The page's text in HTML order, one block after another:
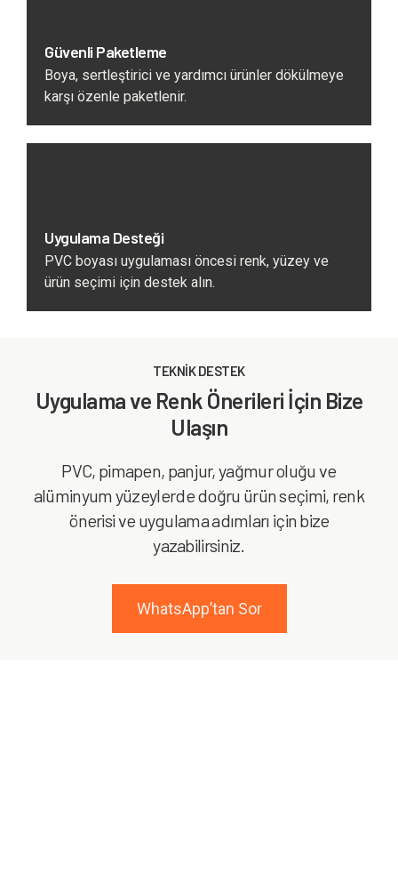
Güvenli Paketleme
Boya, sertleştirici ve yardımcı ürünler dökülmeye
karşı özenle paketlenir.
Uygulama Desteği
PVC boyası uygulaması öncesi renk, yüzey ve
ürün seçimi için destek alın.
TEKNİK DESTEK
Uygulama ve Renk Önerileri İçin Bize
Ulaşın
PVC, pimapen, panjur, yağmur oluğu ve
alüminyum yüzeylerde doğru ürün seçimi, renk
önerisi ve uygulama adımları için bize
yazabilirsiniz.
WhatsApp’tan Sor